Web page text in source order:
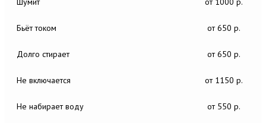
Бьёт током от 650 р.
Долго стирает от 650 р.
Не включается от 1150 р.
Не набирает воду от 550 р.